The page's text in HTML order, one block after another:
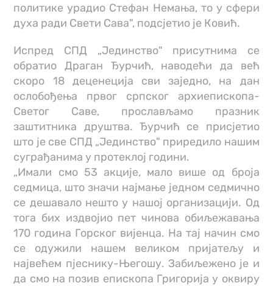
политике урадио Стефан Немања, то у сфери
духа ради Свети Сава", подсјетио је Ковић.
Испред СПД „Јединство" присутнима се
обратио Драган Ђурчић, наводећи да већ
скоро 18 деценеција сви заједно, на дан
ослобођења првог српског архиепископа-
Светог Саве, прослављамо празник
заштитника друштва. Ђурчић се присјетио
што је све СПД „Јединство" приредило нашим
суграђанима у протеклој години.
„Имали смо 53 акције, мало више од броја
седмица, што значи најмање једном седмично
се дешавало нешто у нашој организацији. Од
тога бих издвојио пет чинова обиљежавања
170 година Горског вијенца. На тај начин смо
се одужили нашем великом пријатељу и
највећем пјеснику-Његошу. Забиљежено је и
да смо на позив епископа Григорија у оквиру